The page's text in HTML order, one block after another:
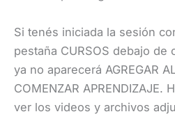
Si tenés iniciada la sesión
pestaña CURSOS debajo
ya no aparecerá AGREGAR
COMENZAR APRENDIZAJE.
ver los videos y archivos